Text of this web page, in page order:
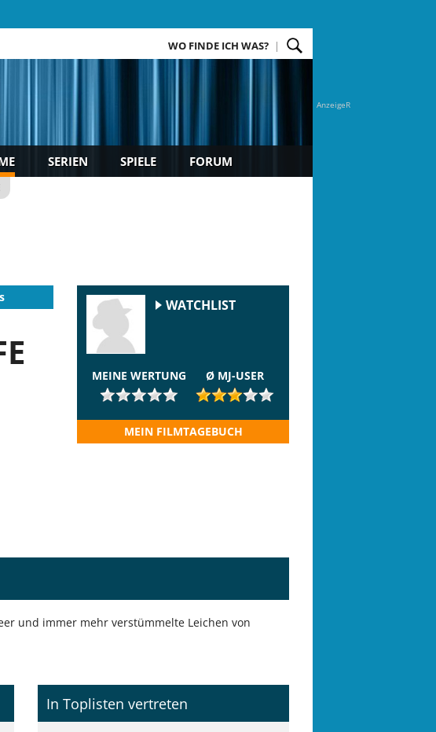
AnzeigeR
WO FINDE ICH WAS?
SERIEN SPIELE FORUM
WATCHLIST
MEINE WERTUNG Ø MJ-USER
MEIN FILMTAGEBUCH
und immer mehr verstümmelte Leichen von
In Toplisten vertreten